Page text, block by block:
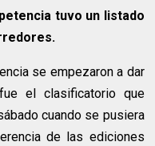
tuvo un listado
se empezaron a dar
el clasificatorio que
cuando se pusiera
de las ediciones